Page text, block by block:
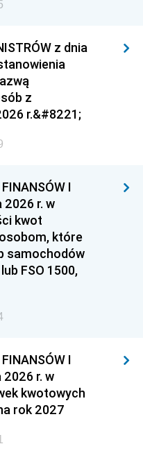
z dnia
z
r.&#8221;
I
2026 r. w
kwot
które
samochodów
FSO 1500,
I
2026 r. w
kwotowych
rok 2027